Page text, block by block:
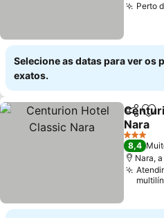
Perto
Selecione as datas para ver os
exatos.
Partilhar
Nara
3 Estrelas
8,4
Nara,